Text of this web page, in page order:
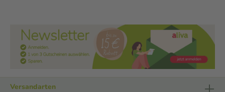
Versandarten